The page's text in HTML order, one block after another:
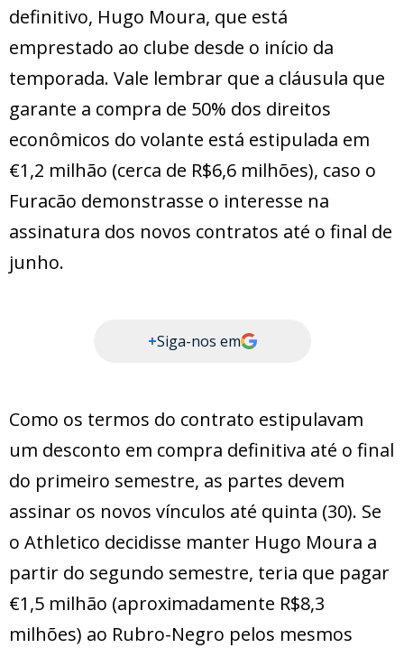
definitivo, Hugo Moura, que está
emprestado ao clube desde o início da
temporada. Vale lembrar que a cláusula que
garante a compra de 50% dos direitos
econômicos do volante está estipulada em
€1,2 milhão (cerca de R$6,6 milhões), caso o
Furacão demonstrasse o interesse na
assinatura dos novos contratos até o final de
junho.
+Siga-nos em
Como os termos do contrato estipulavam
um desconto em compra definitiva até o final
do primeiro semestre, as partes devem
assinar os novos vínculos até quinta (30). Se
o Athletico decidisse manter Hugo Moura a
partir do segundo semestre, teria que pagar
€1,5 milhão (aproximadamente R$8,3
milhões) ao Rubro-Negro pelos mesmos